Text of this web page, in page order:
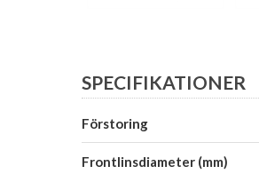
SPECIFIKATIONER
Förstoring
Frontlinsdiameter (mm)